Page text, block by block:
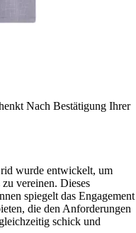
Nach Bestätigung Ihrer
wurde entwickelt, um
vereinen. Dieses
spiegelt das Engagement
die den Anforderungen
schick und